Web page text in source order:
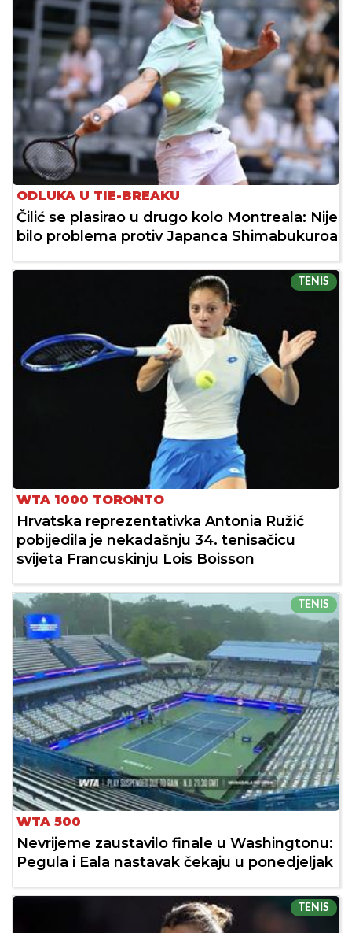
ODLUKA U TIE-BREAKU
Čilić se plasirao u drugo kolo Montreala: Nije
bilo problema protiv Japanca Shimabukuroa
TENIS
WTA 1000 TORONTO
Hrvatska reprezentativka Antonia Ružić
pobijedila je nekadašnju 34. tenisačicu
svijeta Francuskinju Lois Boisson
TENIS
WTA 500
Nevrijeme zaustavilo finale u Washingtonu:
Pegula i Eala nastavak čekaju u ponedjeljak
TENIS